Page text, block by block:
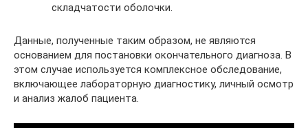
складчатости оболочки.
Данные, полученные таким образом, не являются
основанием для постановки окончательного диагноза. В
этом случае используется комплексное обследование,
включающее лабораторную диагностику, личный осмотр
и анализ жалоб пациента.